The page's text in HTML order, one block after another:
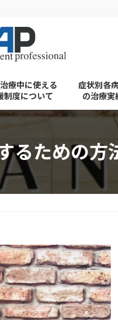
療中に使える
制度について
症状別各
の治療実
ための方